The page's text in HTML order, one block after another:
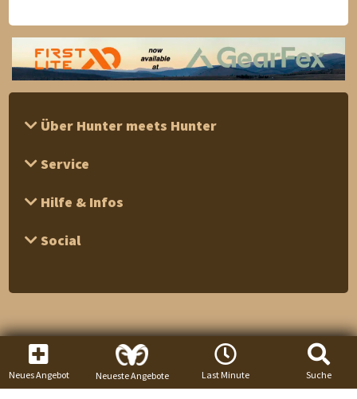
Über Hunter meets Hunter
Service
Hilfe & Infos
Social
Neues Angebot Neueste Angebote Last Minute Suche